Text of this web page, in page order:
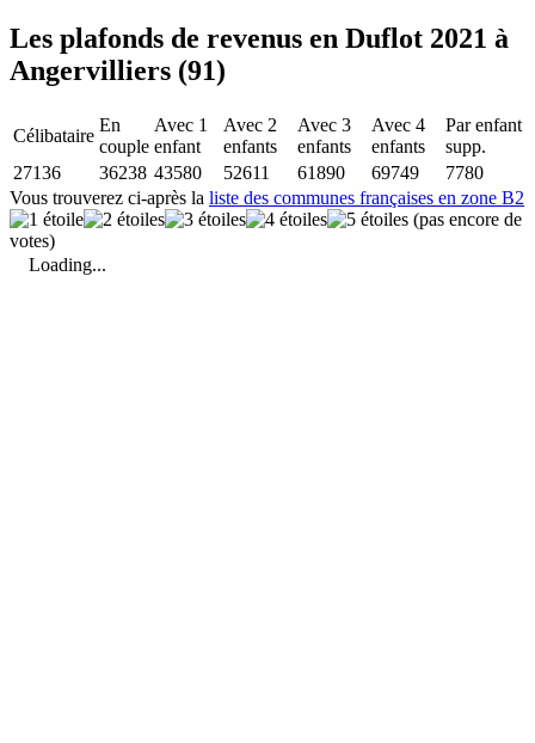
Les plafonds de revenus en Duflot 2021 à
Angervilliers (91)
Célibataire
En
couple
Avec 1
enfant
Avec 2
enfants
Avec 3
enfants
Avec 4
enfants
Par enfant
supp.
27136
36238 43580 52611 61890 69749
7780
Vous trouverez ci-après la liste des communes françaises en zone B2
(pas encore de
votes)
Loading...